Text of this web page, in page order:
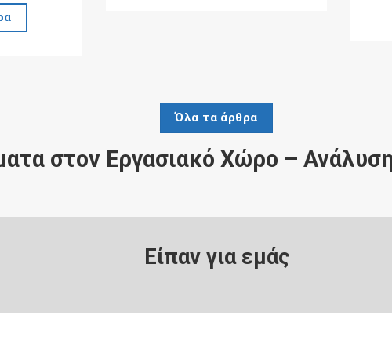
Όλα τα άρθρα
στον Εργασιακό Χώρο –
Είπαν για εμάς